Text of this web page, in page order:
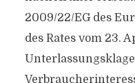
2009/22/EG des
des Rates vom 23.